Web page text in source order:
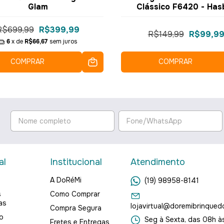
Glam
R$399,99
6x de R$66,67 sem juros
COMPRAR
Clássico F6420 -
R$149,99 R$99,99
COMPRAR
Institucional
A DoRéMi
Como Comprar
Compra Segura
Fretes e Entregas
Atendimento
(19) 98958-8141
Seg à Sexta, das 08h